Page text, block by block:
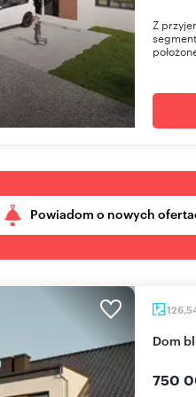
Z
Powiadom o nowych
Dom
750